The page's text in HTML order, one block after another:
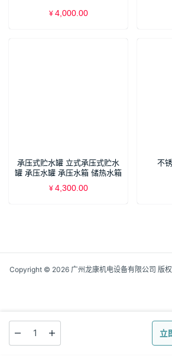
立
¥ 4,000.00
承压式贮水罐 立式承压式贮水
罐 承压水罐 承压水箱 储热水箱
蓄热水箱 承压式保温水箱
¥ 4,300.00
不
Copyright © 2026 广州龙康机电设备有限公司 版